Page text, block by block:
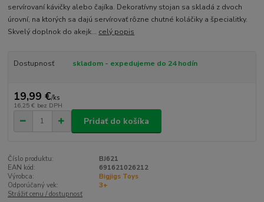
servírovaní kávičky alebo čajíka. Dekoratívny stojan sa skladá z dvoch
úrovní, na ktorých sa dajú servírovať rôzne chutné koláčiky a špecialitky.
Skvelý doplnok do akejk... celý popis
Dostupnosť skladom - expedujeme do 24 hodín
19,99 €/ks
16,25 € bez DPH
Pridať do košíka
Číslo produktu:
BJ621
EAN kód:
691621026212
Výrobca:
Bigjigs Toys
Odporúčaný vek:
3+
Strážiť cenu / dostupnosť